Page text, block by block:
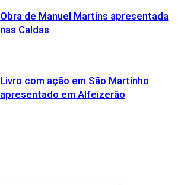
Obra de Manuel Martins apresentada
nas Caldas
Livro com ação em São Martinho
apresentado em Alfeizerão